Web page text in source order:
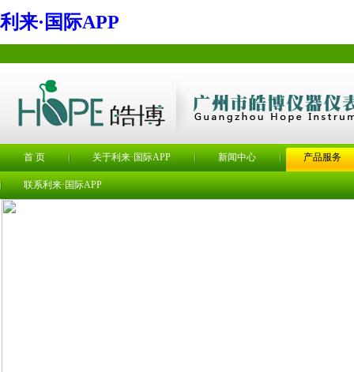
利来·国际APP
首 页 关于利来·国际APP 新闻中心 产品服务
联系利来·国际APP